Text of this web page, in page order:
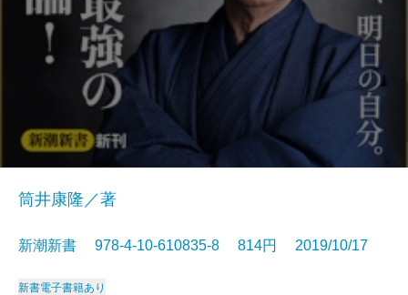
筒井康隆／著
新潮新書 978-4-10-610835-8 814円 2019/10/17
新書電子書籍あり